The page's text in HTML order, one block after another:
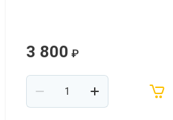
3 800 ₽